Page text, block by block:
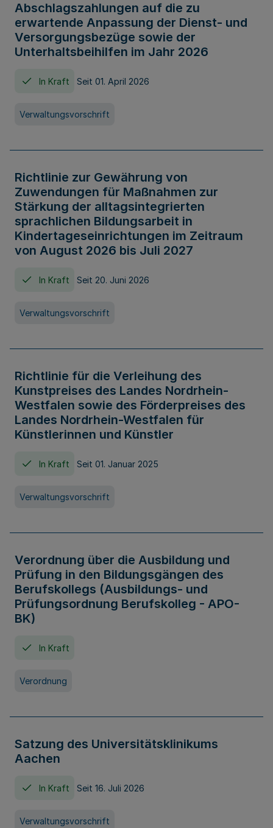
Abschlagszahlungen auf die zu
erwartende Anpassung der Dienst- und
Versorgungsbezüge sowie der
Unterhaltsbeihilfen im Jahr 2026
In Kraft Seit 01. April 2026
Verwaltungsvorschrift
Richtlinie zur Gewährung von
Zuwendungen für Maßnahmen zur
Stärkung der alltagsintegrierten
sprachlichen Bildungsarbeit in
Kindertageseinrichtungen im Zeitraum
von August 2026 bis Juli 2027
In Kraft Seit 20. Juni 2026
Verwaltungsvorschrift
Richtlinie für die Verleihung des
Kunstpreises des Landes Nordrhein-
Westfalen sowie des Förderpreises des
Landes Nordrhein-Westfalen für
Künstlerinnen und Künstler
In Kraft Seit 01. Januar 2025
Verwaltungsvorschrift
Verordnung über die Ausbildung und
Prüfung in den Bildungsgängen des
Berufskollegs (Ausbildungs- und
Prüfungsordnung Berufskolleg - APO-
BK)
In Kraft
Verordnung
Satzung des Universitätsklinikums
Aachen
In Kraft Seit 16. Juli 2026
Verwaltungsvorschrift